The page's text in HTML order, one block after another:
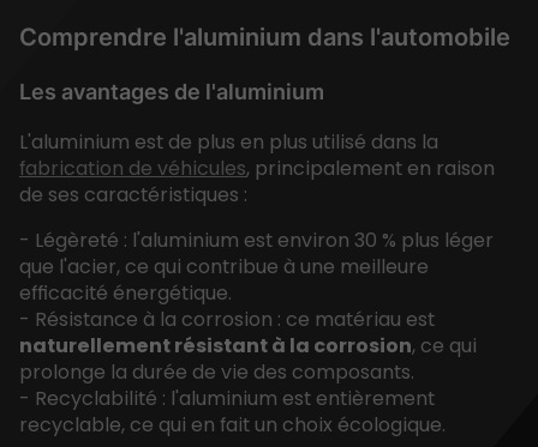
Comprendre l'aluminium dans l'automobile
Les avantages de l'aluminium
L'aluminium est de plus en plus utilisé dans la
fabrication de véhicules, principalement en raison
de ses caractéristiques :
- Légèreté : l'aluminium est environ 30 % plus léger
que l'acier, ce qui contribue à une meilleure
efficacité énergétique.
- Résistance à la corrosion : ce matériau est
naturellement résistant à la corrosion, ce qui
prolonge la durée de vie des composants.
- Recyclabilité : l'aluminium est entièrement
recyclable, ce qui en fait un choix écologique.